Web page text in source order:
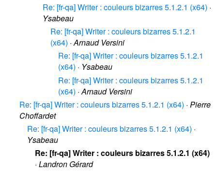
Re: [fr-qa] Writer : couleurs bizarres 5.1.2.1 (x64) ·
Ysabeau
Re: [fr-qa] Writer : couleurs bizarres 5.1.2.1
(x64) ·Arnaud Versini
Re: [fr-qa] Writer : couleurs bizarres 5.1.2.1
(x64) · Ysabeau
Re: [fr-qa] Writer : couleurs bizarres 5.1.2.1
(x64) · Arnaud Versini
Re: [fr-qa] Writer : couleurs bizarres 5.1.2.1 (x64) · Pierre
Choffardet
Re: [fr-qa] Writer : couleurs bizarres 5.1.2.1 (x64) ·
Ysabeau
Re: [fr-qa] Writer : couleurs bizarres 5.1.2.1 (x64)
· Landron Gérard